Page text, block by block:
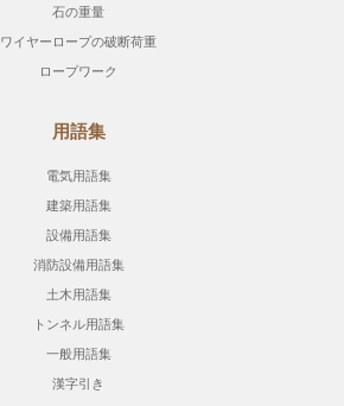
石の重量
ワイヤーロープの破断荷重
ロープワーク
用語集
電気用語集
建築用語集
設備用語集
消防設備用語集
土木用語集
トンネル用語集
一般用語集
漢字引き